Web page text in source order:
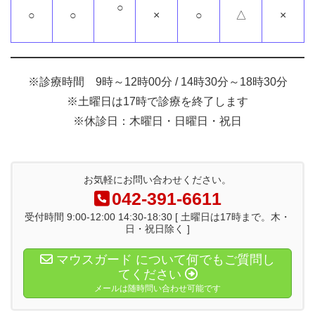
○ ○
○
× ○ △ ×
※診療時間 9時～12時00分 / 14時30分～18時30分
※土曜日は17時で診療を終了します
※休診日：木曜日・日曜日・祝日
お気軽にお問い合わせください。
042-391-6611
受付時間 9:00-12:00 14:30-18:30 [ 土曜日は17時まで。木・
日・祝日除く ]
マウスガード について何でもご質問し
てください
メールは随時問い合わせ可能です